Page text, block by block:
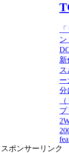
新
ー
分
プ
スポンサーリンク